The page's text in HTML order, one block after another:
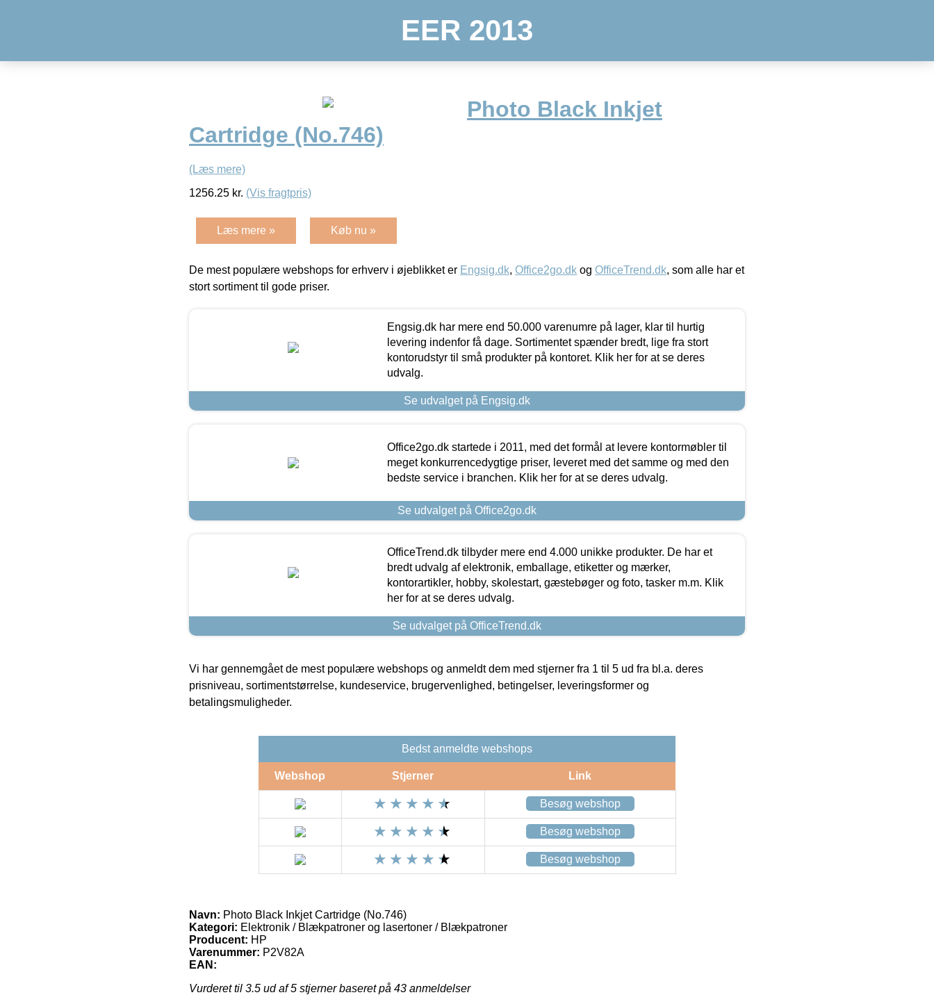
EER 2013
Photo Black Inkjet
Cartridge (No.746)
(Læs mere)
1256.25 kr. (Vis fragtpris)
Læs mere » Køb nu »
De mest populære webshops for erhverv i øjeblikket er Engsig.dk, Office2go.dk og OfficeTrend.dk, som alle har et
stort sortiment til gode priser.
Engsig.dk har mere end 50.000 varenumre på lager, klar til hurtig
levering indenfor få dage. Sortimentet spænder bredt, lige fra stort
kontorudstyr til små produkter på kontoret. Klik her for at se deres
udvalg.
Se udvalget på Engsig.dk
Office2go.dk startede i 2011, med det formål at levere kontormøbler til
meget konkurrencedygtige priser, leveret med det samme og med den
bedste service i branchen. Klik her for at se deres udvalg.
Se udvalget på Office2go.dk
OfficeTrend.dk tilbyder mere end 4.000 unikke produkter. De har et
bredt udvalg af elektronik, emballage, etiketter og mærker,
kontorartikler, hobby, skolestart, gæstebøger og foto, tasker m.m. Klik
her for at se deres udvalg.
Se udvalget på OfficeTrend.dk
Vi har gennemgået de mest populære webshops og anmeldt dem med stjerner fra 1 til 5 ud fra bl.a. deres
prisniveau, sortimentstørrelse, kundeservice, brugervenlighed, betingelser, leveringsformer og
betalingsmuligheder.
Bedst anmeldte webshops
Webshop Stjerner Link
Besøg webshop
Besøg webshop
Besøg webshop
Navn: Photo Black Inkjet Cartridge (No.746)
Kategori: Elektronik / Blækpatroner og lasertoner / Blækpatroner
Producent: HP
Varenummer: P2V82A
EAN:
Vurderet til 3.5 ud af 5 stjerner baseret på 43 anmeldelser